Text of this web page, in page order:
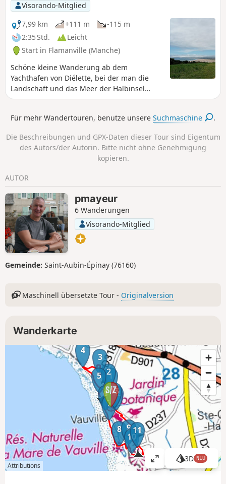
Visorando-Mitglied
7,99 km
+111 m
-115 m
2:35 Std.
Leicht
Start in Flamanville (Manche)
Schöne kleine Wanderung ab dem
Yachthafen von Diélette, bei der man die
Landschaft und das Meer der Halbinsel
Cotentin genießen kann. Sie bietet herrliche
Für mehr Wandertouren, benutze unsereSuchmaschine .
Die Beschreibungen und GPX-Daten dieser Tour sind Eigentum
des Autors/der Autorin. Bitte nicht ohne Genehmigung
kopieren.
AUTOR
pmayeur
6 Wanderungen
Visorando-Mitglied
Gemeinde: Saint-Aubin-Épinay (76160)
Maschinell übersetzte Tour - Originalversion
Wanderkarte
1
2
3
4
5
6
7
8 9
10
11
12
13
Attributions
K
a
3D NEU